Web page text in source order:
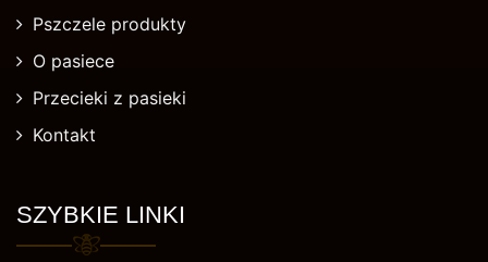
Pszczele produkty
O pasiece
Przecieki z pasieki
Kontakt
SZYBKIE LINKI